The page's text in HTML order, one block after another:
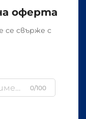
оферта
свърже с
0/100